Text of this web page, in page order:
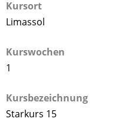
Kursort
Limassol
Kurswochen
1
Kursbezeichnung
Starkurs 15